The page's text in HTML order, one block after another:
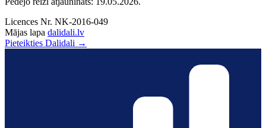
Licences Nr. NK-2016-049
Mājas lapa dalidali.lv
Pieteikties Dalidali →